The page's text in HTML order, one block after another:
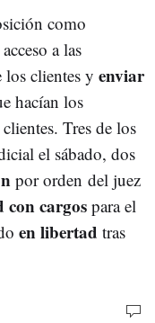
como
a las
clientes y enviar
hacían los
Tres de los
el sábado, dos
por orden del juez
con cargos para el
en libertad tras